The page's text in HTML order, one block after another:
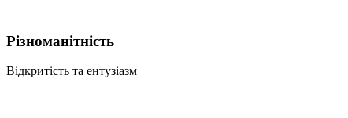
Різноманітність
Відкритість та ентузіазм